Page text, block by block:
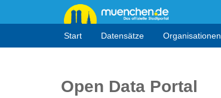
Start Datensätze Organisationen
Open Data Portal